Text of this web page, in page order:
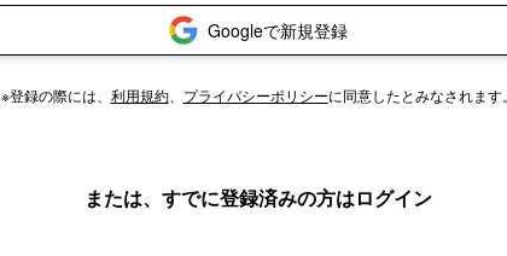
Googleで新規登録
※登録の際には、 利用規約、 プライバシーポリシーに同意したとみなされます。
または、すでに登録済みの方はログイン